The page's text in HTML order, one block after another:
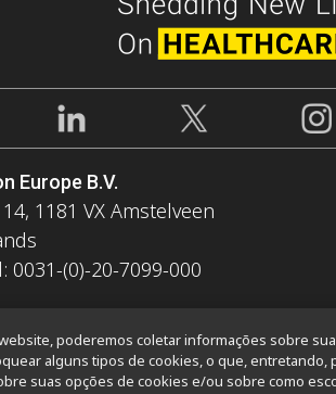
Europe B.V.
1181 VX Amstelveen
0031-(0)-20-7099-000
poderemos coletar informações sobre
alguns tipos de cookies, o que,
suas opções de cookies e/ou sobre como